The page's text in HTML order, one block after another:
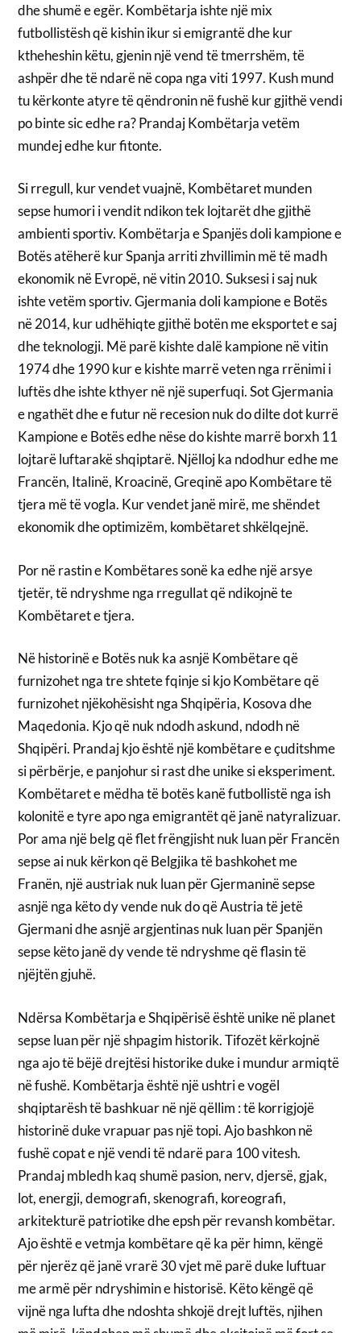
dhe shumë e egër. Kombëtarja ishte një mix
futbollistësh që kishin ikur si emigrantë dhe kur
ktheheshin këtu, gjenin një vend të tmerrshëm, të
ashpër dhe të ndarë në copa nga viti 1997. Kush mund
tu kërkonte atyre të qëndronin në fushë kur gjithë vendi
po binte sic edhe ra? Prandaj Kombëtarja vetëm
mundej edhe kur fitonte.
Si rregull, kur vendet vuajnë, Kombëtaret munden
sepse humori i vendit ndikon tek lojtarët dhe gjithë
ambienti sportiv. Kombëtarja e Spanjës doli kampione e
Botës atëherë kur Spanja arriti zhvillimin më të madh
ekonomik në Evropë, në vitin 2010. Suksesi i saj nuk
ishte vetëm sportiv. Gjermania doli kampione e Botës
në 2014, kur udhëhiqte gjithë botën me eksportet e saj
dhe teknologji. Më parë kishte dalë kampione në vitin
1974 dhe 1990 kur e kishte marrë veten nga rrënimi i
luftës dhe ishte kthyer në një superfuqi. Sot Gjermania
e ngathët dhe e futur në recesion nuk do dilte dot kurrë
Kampione e Botës edhe nëse do kishte marrë borxh 11
lojtarë luftarakë shqiptarë. Njëlloj ka ndodhur edhe me
Francën, Italinë, Kroacinë, Greqinë apo Kombëtare të
tjera më të vogla. Kur vendet janë mirë, me shëndet
ekonomik dhe optimizëm, kombëtaret shkëlqejnë.
Por në rastin e Kombëtares sonë ka edhe një arsye
tjetër, të ndryshme nga rregullat që ndikojnë te
Kombëtaret e tjera.
Në historinë e Botës nuk ka asnjë Kombëtare që
furnizohet nga tre shtete fqinje si kjo Kombëtare që
furnizohet njëkohësisht nga Shqipëria, Kosova dhe
Maqedonia. Kjo që nuk ndodh askund, ndodh në
Shqipëri. Prandaj kjo është një kombëtare e çuditshme
si përbërje, e panjohur si rast dhe unike si eksperiment.
Kombëtaret e mëdha të botës kanë futbollistë nga ish
kolonitë e tyre apo nga emigrantët që janë natyralizuar.
Por ama një belg që flet frëngjisht nuk luan për Francën
sepse ai nuk kërkon që Belgjika të bashkohet me
Franën, një austriak nuk luan për Gjermaninë sepse
asnjë nga këto dy vende nuk do që Austria të jetë
Gjermani dhe asnjë argjentinas nuk luan për Spanjën
sepse këto janë dy vende të ndryshme që flasin të
njëjtën gjuhë.
Ndërsa Kombëtarja e Shqipërisë është unike në planet
sepse luan për një shpagim historik. Tifozët kërkojnë
nga ajo të bëjë drejtësi historike duke i mundur armiqtë
në fushë. Kombëtarja është një ushtri e vogël
shqiptarësh të bashkuar në një qëllim : të korrigjojë
historinë duke vrapuar pas një topi. Ajo bashkon në
fushë copat e një vendi të ndarë para 100 vitesh.
Prandaj mbledh kaq shumë pasion, nerv, djersë, gjak,
lot, energji, demografi, skenografi, koreografi,
arkitekturë patriotike dhe epsh për revansh kombëtar.
Ajo është e vetmja kombëtare që ka për himn, këngë
për njerëz që janë vrarë 30 vjet më parë duke luftuar
me armë për ndryshimin e historisë. Këto këngë që
vijnë nga lufta dhe ndoshta shkojë drejt luftës, njihen